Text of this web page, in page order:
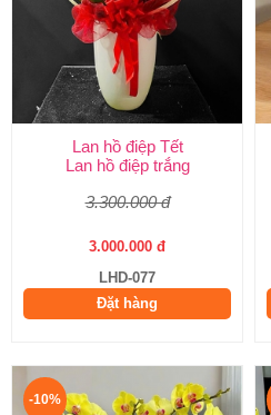
Lan hồ điệp Tết
Lan hồ điệp trắng
3.300.000 đ
3.000.000 đ
LHD-077
Đặt hàng
-10%